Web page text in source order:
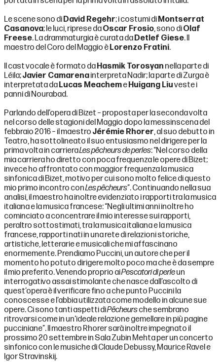
Le scene sono diDavid Regehr; i costumi diMontserrat
Casanova; le luci, riprese daOscar Frosio, sono diOlaf
Freese. La drammaturgia è curata daDetlef Giese. Il
maestro del Coro del Maggio èLorenzo Fratini.
Il cast vocale è formato daHasmik Torosyan nella parte di
Léila;Javier Camarenainterpreta Nadir; la parte di Zurga è
interpretata daLucas MeachemeHuigang Liuveste i
panni di Nourabad.
Parlando dell’opera di Bizet – proposta per la seconda volta
nel corso delle stagioni del Maggio dopo la messinscena del
febbraio 2016 – il maestro Jérémie Rhorer, al suo debutto in
Teatro, ha sottolineato il suo entusiasmo nel dirigere per la
prima volta in carrieraLes pêcheurs de perles: “Nel corso della
mia carriera ho diretto con poca frequenza le opere di Bizet;
invece ho affrontato con maggior frequenza la musica
sinfonica di Bizet, motivo per cui sono molto felice di questo
mio primo incontro conLes pêcheurs”. Continuando nella sua
analisi, il maestro ha inoltre evidenziato i rapporti tra la musica
italiana e la musica francese: “Negli ultimi anni inoltre ho
cominciato a concentrare il mio interesse sui rapporti,
peraltro sottostimati, tra la musica italiana e la musica
francese, rapporti nati in una rete di relazioni storiche,
artistiche, letterarie e musicali che mi affascinano
enormemente. Prendiamo Puccini, un autore che per il
momento ho potuto dirigere molto poco ma che è da sempre
il mio preferito. Venendo proprio aiPescatori di perleun
interrogativo assai stimolante che nasce dall’ascolto di
quest’opera è il verificare fino a che punto Puccini la
conoscesse e l’abbia utilizzata come modello in alcune sue
opere. Ci sono tanti aspetti diPêcheursche sembrano
ritrovarsi come in un'ideale relazione gemellare in più pagine
pucciniane”. Il maestro Rhorer sarà inoltre impegnato il
prossimo 20 settembre in Sala Zubin Mehta per un concerto
sinfonico con le musiche di Claude Debussy, Maurice Ravel e
Igor Stravinskij.